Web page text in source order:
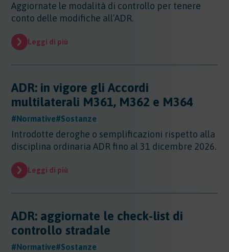
Regioni
Regioni - Abruzzo
Regioni - Calabria
Regioni - Friuli Venezia Giulia
Regioni - Lazio
Regioni - Lombardia
Regioni - Marche
Regioni - Molise
Regioni - Puglia
Regioni - Trentino Alto Adige
Regioni - Umbria
Regioni - Valle DAosta
Sentenze
Sentenze
Sicurezza
Sicurezza - PED
Sicurezza - DPI
Sicurezza - Macchine
Sicurezza - Rischio chimico
Sicurezza - Rischio cancerogeno/mutageno
Sicurezza - Stress Lavoro-Correlato
Sicurezza - Seveso
Sicurezza - Prevenzione incendi
Sicurezza - Covid 19
Sostanze
Sostanze - Pericolose
Sostanze - Trasporto Merci
Sostanze - Schede di Sicurezza
Sostanze - GHS/CLP/REACH
Sostenibilita
Sostenibilità
Trasporti
Trasporti
Aggiornate le modalità di controllo per tenere
conto delle modifiche all’ADR.
Leggi di più
ADR: in vigore gli Accordi
multilaterali M361, M362 e M364
#Normative#Sostanze
Introdotte deroghe o semplificazioni rispetto alla
disciplina ordinaria ADR fino al 31 dicembre 2026.
Leggi di più
ADR: aggiornate le check-list di
controllo stradale
#Normative#Sostanze